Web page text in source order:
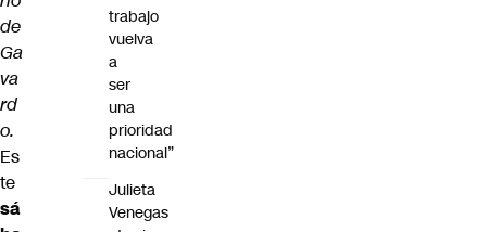
de
Ga
va
rd
o.
Es
te
sá
trabajo
vuelva
a
ser
una
prioridad
nacional”
Julieta
Venegas